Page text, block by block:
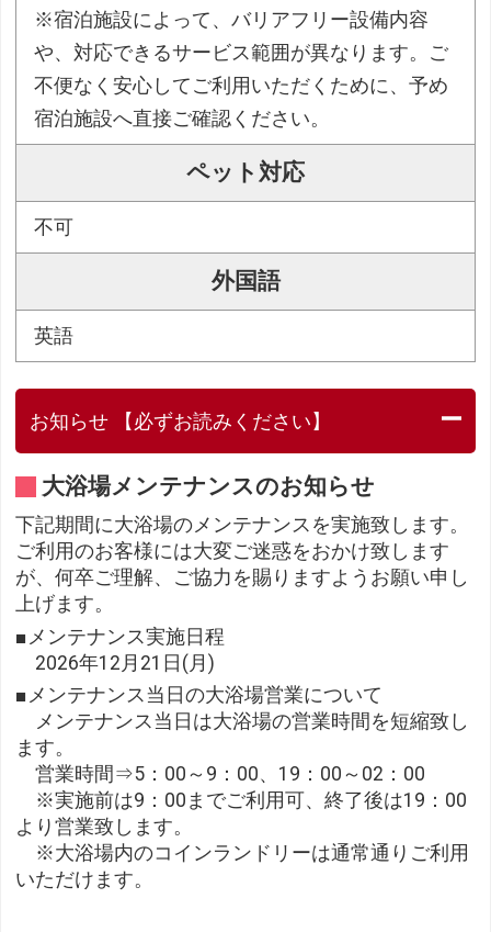
※宿泊施設によって、バリアフリー設備内容
や、対応できるサービス範囲が異なります。ご
不便なく安心してご利用いただくために、予め
宿泊施設へ直接ご確認ください。
ペット対応
不可
外国語
英語
お知らせ 【必ずお読みください】
大浴場メンテナンスのお知らせ
下記期間に大浴場のメンテナンスを実施致します。
ご利用のお客様には大変ご迷惑をおかけ致します
が、何卒ご理解、ご協力を賜りますようお願い申し
上げます。
■メンテナンス実施日程
2026年12月21日(月)
■メンテナンス当日の大浴場営業について
メンテナンス当日は大浴場の営業時間を短縮致し
ます。
営業時間⇒5：00～9：00、19：00～02：00
※実施前は9：00までご利用可、終了後は19：00
より営業致します。
※大浴場内のコインランドリーは通常通りご利用
いただけます。